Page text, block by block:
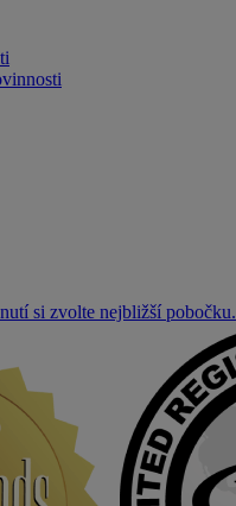
si zvolte nejbližší pobočku.